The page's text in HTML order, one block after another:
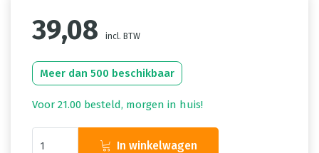
39,08 incl. BTW
Meer dan 500 beschikbaar
Voor 21.00 besteld, morgen in huis!
In winkelwagen